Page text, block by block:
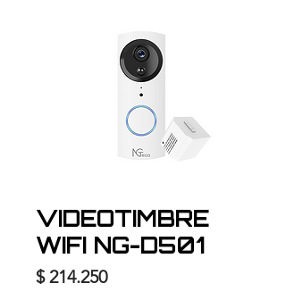
VIDEOTIMBRE
WIFI NG-D501
$ 214.250Precio